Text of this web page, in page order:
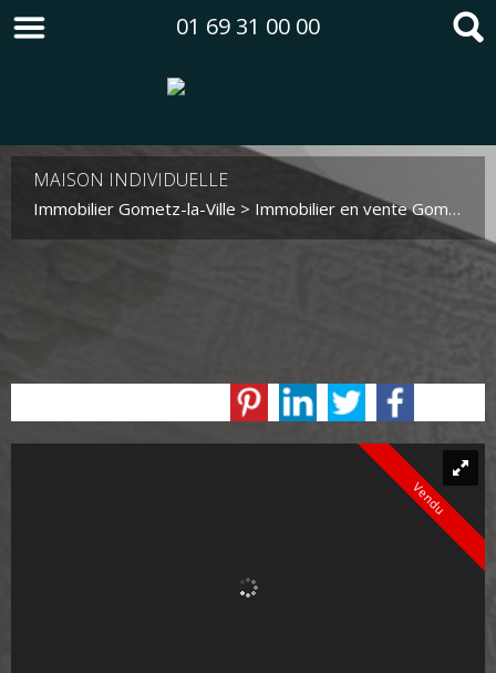
01 69 31 00 00
MAISON INDIVIDUELLE
Immobilier Gometz-la-Ville > Immobilier en vente Gometz-la-Ville
Vendu